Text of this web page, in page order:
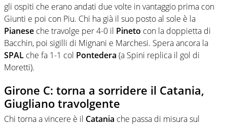
gli ospiti che erano andati due volte in vantaggio prima con
Giunti e poi con Piu. Chi ha già il suo posto al sole è la
Pianese che travolge per 4-0 il Pineto con la doppietta di
Bacchin, poi sigilli di Mignani e Marchesi. Spera ancora la
SPAL che fa 1-1 col Pontedera (a Spini replica il gol di
Moretti).
Girone C: torna a sorridere il Catania,
Giugliano travolgente
Chi torna a vincere è il Catania che passa di misura sul